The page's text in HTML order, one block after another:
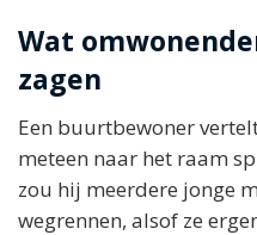
Wat
zagen
Een buurtbewoner
meteen naar het raam
zou hij meerdere jonge
wegrennen, alsof ze